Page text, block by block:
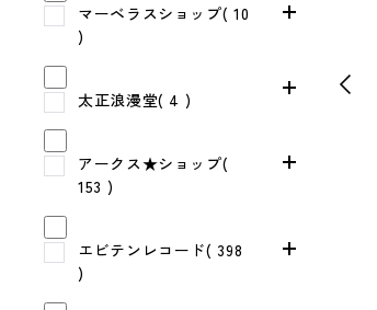
マーベラスショップ( 10
)
太正浪漫堂( 4 )
アークス★ショップ(
153 )
エビテンレコード( 398
)
イラスト 缶バ
4,840 円